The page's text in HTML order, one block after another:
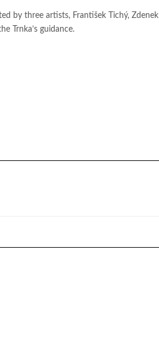
by three artists, František Tichý, Zdenek
Trnka’s guidance.